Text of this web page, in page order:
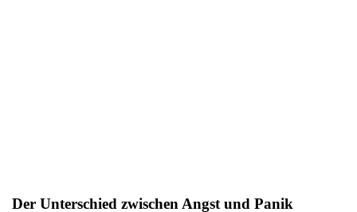
Der Unterschied zwischen Angst und Panik